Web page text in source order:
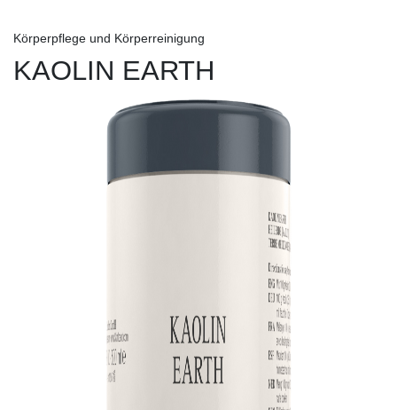
Körperpflege und Körperreinigung
KAOLIN EARTH